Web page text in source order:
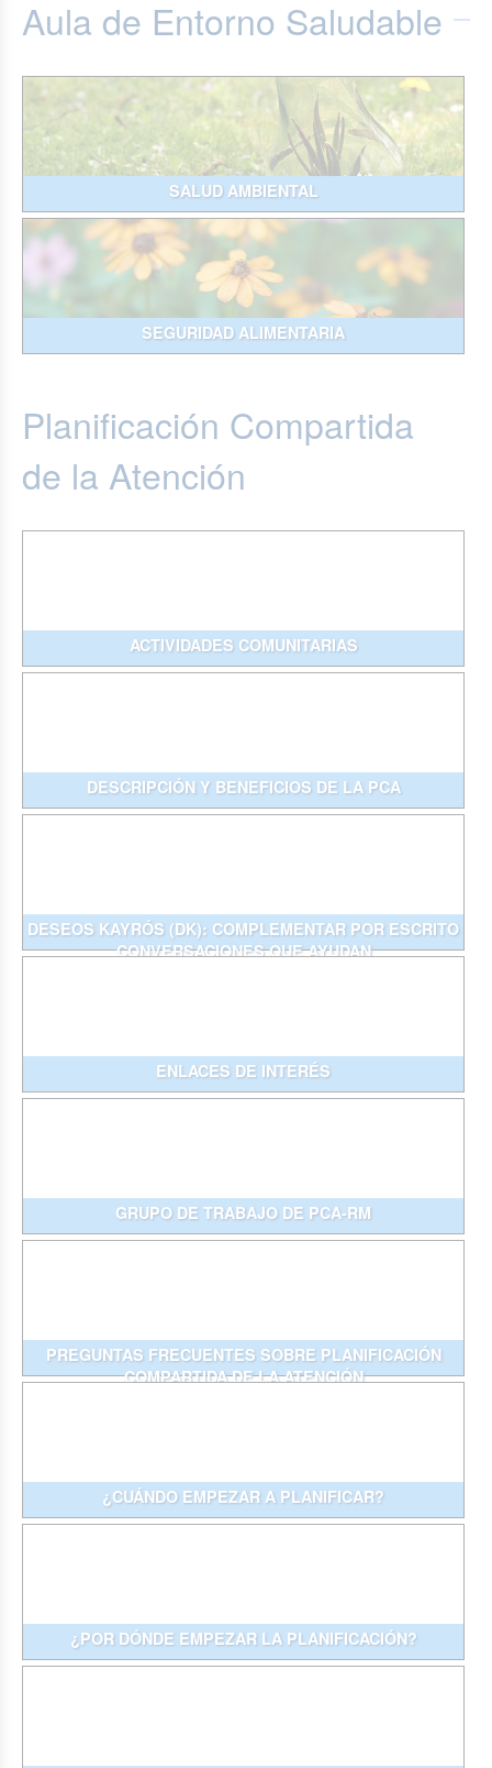
Aula de Entorno Saludable
SALUD AMBIENTAL
SEGURIDAD ALIMENTARIA
Planificación Compartida
de la Atención
ACTIVIDADES COMUNITARIAS
DESCRIPCIÓN Y BENEFICIOS DE LA PCA
DESEOS KAYRÓS (DK): COMPLEMENTAR POR ESCRITO
CONVERSACIONES QUE AYUDAN
ENLACES DE INTERÉS
GRUPO DE TRABAJO DE PCA-RM
PREGUNTAS FRECUENTES SOBRE PLANIFICACIÓN
COMPARTIDA DE LA ATENCIÓN
¿CUÁNDO EMPEZAR A PLANIFICAR?
¿POR DÓNDE EMPEZAR LA PLANIFICACIÓN?